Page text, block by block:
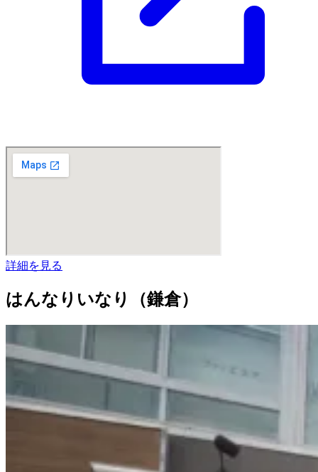
詳細を見る
はんなりいなり（鎌倉）